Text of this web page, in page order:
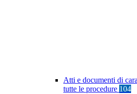
Atti e documenti di
tutte le procedure 104